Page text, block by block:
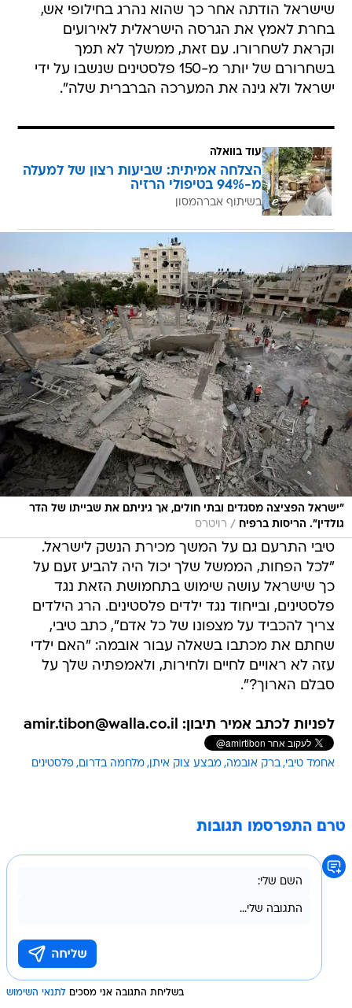
שישראל הודתה אחר כך שהוא נהרג בחילופי אש,
בחרת לאמץ את הגרסה הישראלית לאירועים
וקראת לשחרורו. עם זאת, ממשלך לא תמך
בשחרורם של יותר מ-150 פלסטינים שנשבו על ידי
ישראל ולא גינה את המערכה הברברית שלה".
עוד בוואלה
הצלחה אמיתית: שביעות רצון של למעלה
מ-94% בטיפולי הרזיה
בשיתוף אברהמסון
"ישראל הפציצה מסגדים ובתי חולים, אך גיניתם את שבייתו של הדר
גולדין". הריסות ברפיח
/ רויטרס
טיבי התרעם גם על המשך מכירת הנשק לישראל.
"לכל הפחות, הממשל שלך יכול היה להביע זעם על
כך שישראל עושה שימוש בתחמושת הזאת נגד
פלסטינים, ובייחוד נגד ילדים פלסטינים. הרג הילדים
צריך להכביד על מצפונו של כל אדם", כתב טיבי,
שחתם את מכתבו בשאלה עבור אובמה: "האם ילדי
עזה לא ראויים לחיים ולחירות, ולאמפתיה שלך על
סבלם הארוך?".
לפניות לכתב אמיר תיבון: amir.tibon@walla.co.il
אחמד טיבי ברק אובמה מבצע צוק איתן מלחמה בדרום פלסטינים
טרם התפרסמו תגובות
בשליחת התגובה אני מסכים לתנאי השימוש